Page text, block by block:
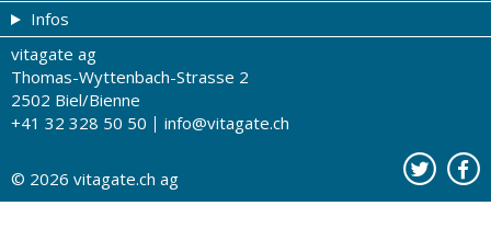
Themen von A-Z
Therapien von A-Z
Gesundheit zum Hören
Gesundheitstests
Gutscheine
Drogistenstern
Drogeriesuche
Partner-Drogerien
Kontakt
Infos
Impressum
Über uns
Nutzungsbestimmungen
Werbung auf vitagate.ch
vitagate ag
Thomas-Wyttenbach-Strasse 2
2502 Biel/Bienne
+41 32 328 50 50
info@vitagate.ch
© 2026 vitagate.ch ag